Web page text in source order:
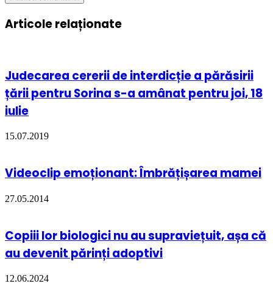
Articole relaționate
Judecarea cererii de interdicție a părăsirii
țării pentru Sorina s-a amânat pentru joi, 18
iulie
15.07.2019
Videoclip emoționant: Îmbrățișarea mamei
27.05.2014
Copiii lor biologici nu au supraviețuit, așa că
au devenit părinți adoptivi
12.06.2024